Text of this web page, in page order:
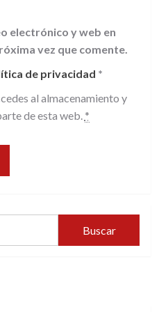
electrónico y web en
vez que comente.
de privacidad *
al almacenamiento y
de esta web. *